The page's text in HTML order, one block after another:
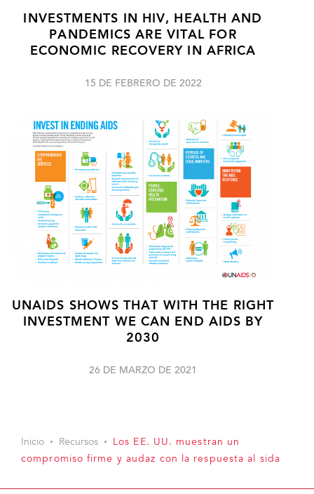
INVESTMENTS IN HIV, HEALTH AND
PANDEMICS ARE VITAL FOR
ECONOMIC RECOVERY IN AFRICA
15 DE FEBRERO DE 2022
UNAIDS SHOWS THAT WITH THE RIGHT
INVESTMENT WE CAN END AIDS BY
2030
26 DE MARZO DE 2021
Inicio Recursos
Los EE. UU. muestran un
compromiso firme y audaz con la respuesta al sida